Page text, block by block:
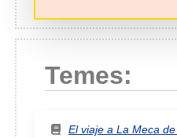
Temes:
El viaje a La Meca